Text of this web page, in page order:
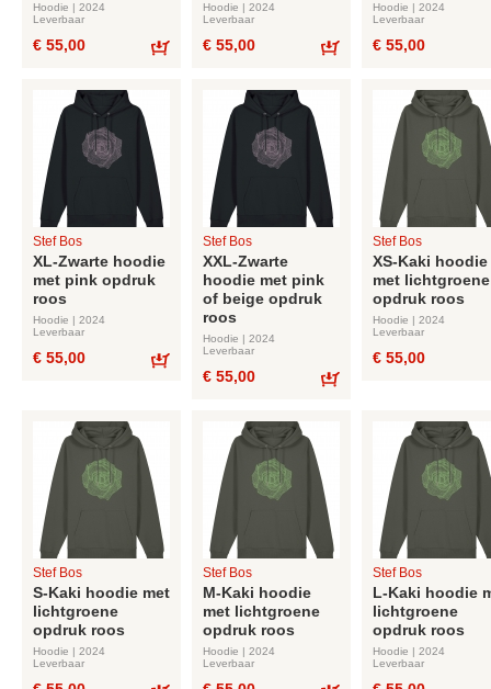
Hoodie | 2024
Leverbaar
€ 55,00
Hoodie | 2024
Leverbaar
€ 55,00
Hoodie | 2024
Leverbaar
€ 55,00
Stef Bos
XL-Zwarte hoodie
met pink opdruk
roos
Hoodie | 2024
Leverbaar
€ 55,00
Stef Bos
XXL-Zwarte
hoodie met pink
of beige opdruk
roos
Hoodie | 2024
Leverbaar
€ 55,00
Stef Bos
XS-Kaki hoodie
met lichtgroene
opdruk roos
Hoodie | 2024
Leverbaar
€ 55,00
Stef Bos
S-Kaki hoodie met
lichtgroene
opdruk roos
Hoodie | 2024
Leverbaar
Stef Bos
M-Kaki hoodie
met lichtgroene
opdruk roos
Hoodie | 2024
Leverbaar
Stef Bos
L-Kaki hoodie
lichtgroene
opdruk roos
Hoodie | 2024
Leverbaar